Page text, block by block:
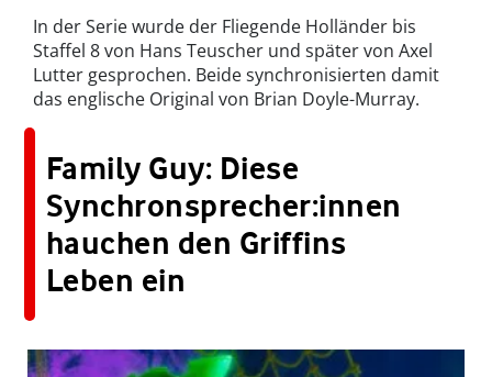
In der Serie wurde der Fliegende Holländer bis
Staffel 8 von Hans Teuscher und später von Axel
Lutter gesprochen. Beide synchronisierten damit
das englische Original von Brian Doyle-Murray.
Family Guy: Diese
Synchronsprecher:innen
hauchen den Griffins
Leben ein